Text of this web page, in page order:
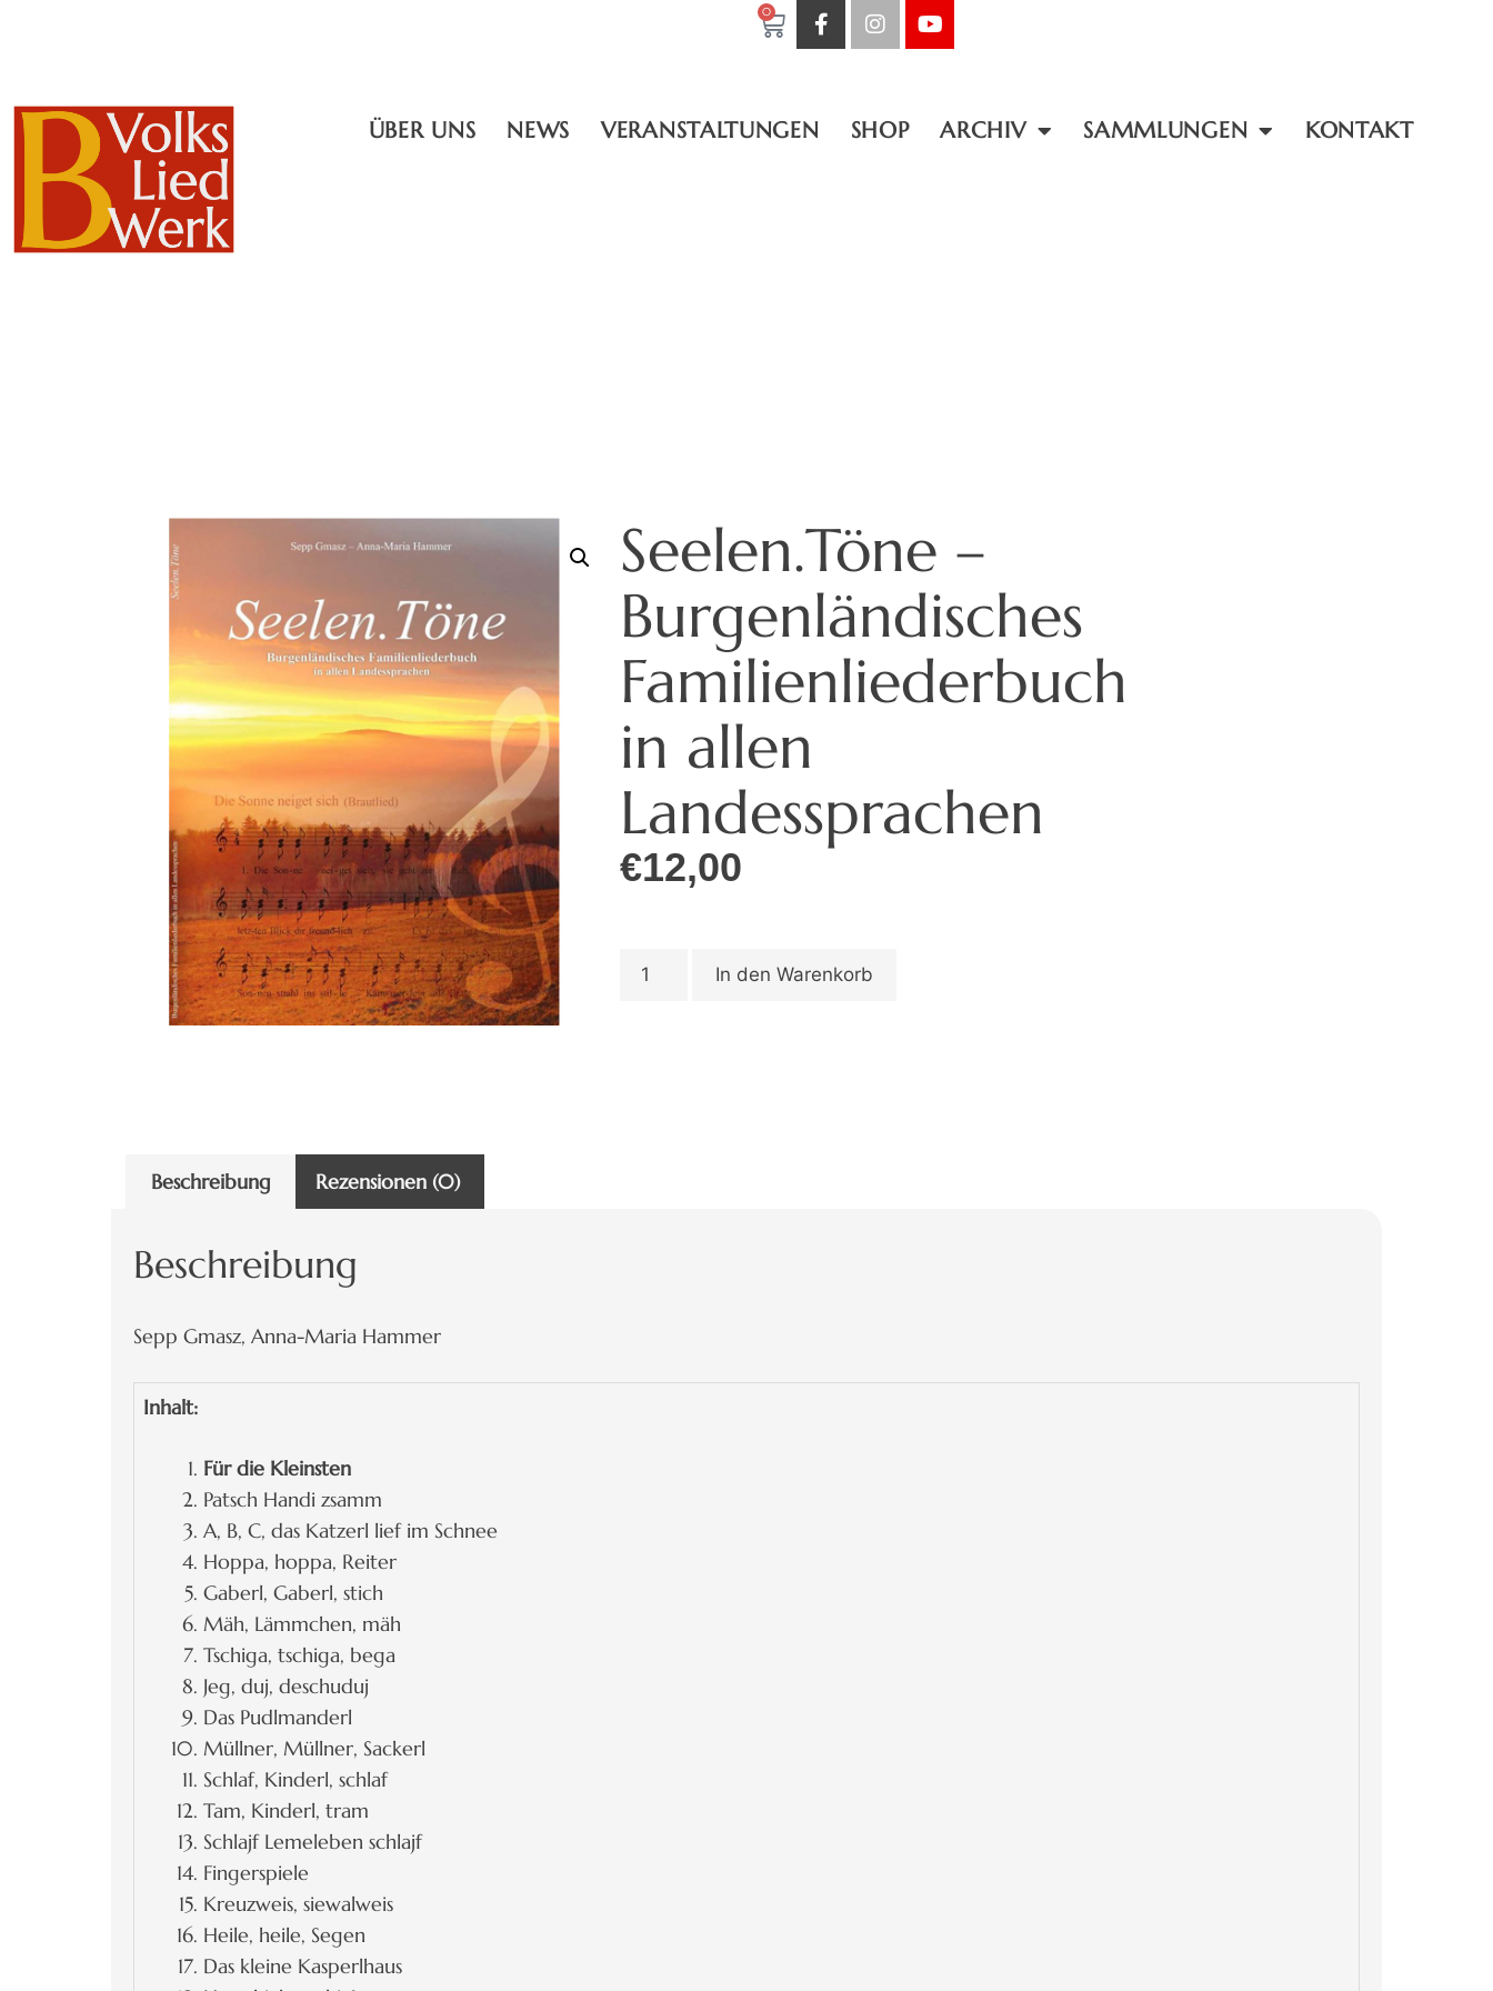
0
ÜBER UNS NEWS VERANSTALTUNGEN SHOP ARCHIV SAMMLUNGEN KONTAKT
Seelen.Töne –
Burgenländisches
Familienliederbuch
in allen
Landessprachen
€12,00
In den Warenkorb
Beschreibung Rezensionen (0)
Beschreibung
Sepp Gmasz, Anna-Maria Hammer
Inhalt:
Für die Kleinsten
Patsch Handi zsamm
A, B, C, das Katzerl lief im Schnee
Hoppa, hoppa, Reiter
Gaberl, Gaberl, stich
Mäh, Lämmchen, mäh
Tschiga, tschiga, bega
Jeg, duj, deschuduj
Das Pudlmanderl
Müllner, Müllner, Sackerl
Schlaf, Kinderl, schlaf
Tam, Kinderl, tram
Schlajf Lemeleben schlajf
Fingerspiele
Kreuzweis, siewalweis
Heile, heile, Segen
Das kleine Kasperlhaus